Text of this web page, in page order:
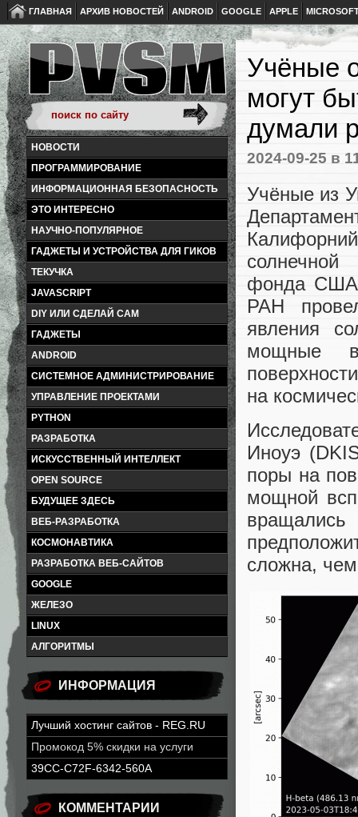
ГЛАВНАЯ АРХИВ НОВОСТЕЙ ANDROID GOOGLE APPLE
НОВОСТИ
ПРОГРАММИРОВАНИЕ
ИНФОРМАЦИОННАЯ БЕЗОПАСНОСТЬ
ЭТО ИНТЕРЕСНО
НАУЧНО-ПОПУЛЯРНОЕ
ГАДЖЕТЫ И УСТРОЙСТВА ДЛЯ ГИКОВ
ТЕКУЧКА
JAVASCRIPT
DIY ИЛИ СДЕЛАЙ САМ
ГАДЖЕТЫ
ANDROID
СИСТЕМНОЕ АДМИНИСТРИРОВАНИЕ
УПРАВЛЕНИЕ ПРОЕКТАМИ
PYTHON
РАЗРАБОТКА
ИСКУССТВЕННЫЙ ИНТЕЛЛЕКТ
OPEN SOURCE
БУДУЩЕЕ ЗДЕСЬ
ВЕБ-РАЗРАБОТКА
КОСМОНАВТИКА
РАЗРАБОТКА ВЕБ-САЙТОВ
GOOGLE
ЖЕЛЕЗО
LINUX
АЛГОРИТМЫ
ИНФОРМАЦИЯ
Лучший хостинг сайтов - REG.RU
Промокод 5% скидки на услуги
39CC-C72F-6342-560A
КОММЕНТАРИИ
Учёные
могут
думали
2024-09-25 в
Учёные из
солнечной
фонда США
РАН
явления
мощные
на
Иноуэ
поры на
мощной
сложна,